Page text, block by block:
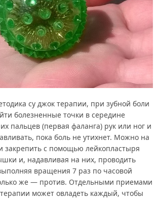
су джок терапии, при зубной боли
болезненные точки в середине
пальцев (первая фаланга) рук или ног и
пока боль не утихнет. Можно на
закрепить с помощью лейкопластыря
и, надавливая на них, проводить
вращения 7 раз по часовой
же — против. Отдельными приемами
может овладеть каждый, чтобы